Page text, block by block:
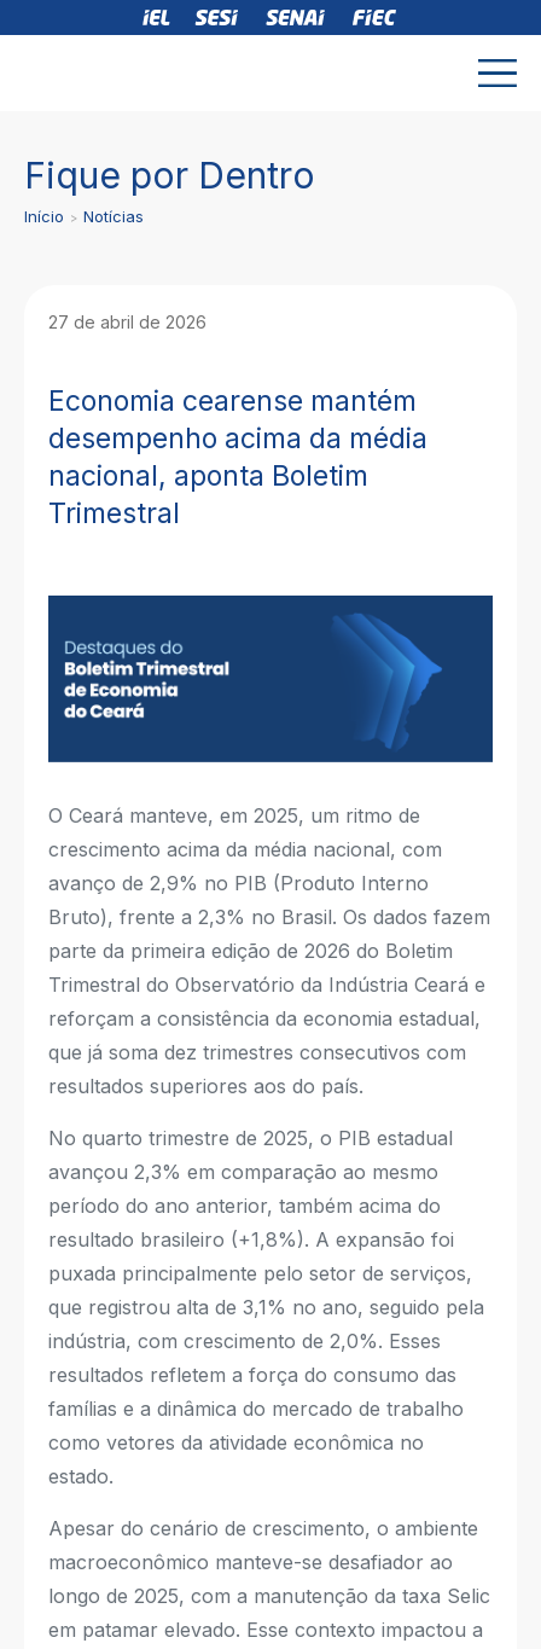
Fique por Dentro
Início Notícias
27 de abril de 2026
Economia cearense mantém
desempenho acima da média
nacional, aponta Boletim
Trimestral
O Ceará manteve, em 2025, um ritmo de
crescimento acima da média nacional, com
avanço de 2,9% no PIB (Produto Interno
Bruto), frente a 2,3% no Brasil. Os dados fazem
parte da primeira edição de 2026 do Boletim
Trimestral do Observatório da Indústria Ceará e
reforçam a consistência da economia estadual,
que já soma dez trimestres consecutivos com
resultados superiores aos do país.
No quarto trimestre de 2025, o PIB estadual
avançou 2,3% em comparação ao mesmo
período do ano anterior, também acima do
resultado brasileiro (+1,8%). A expansão foi
puxada principalmente pelo setor de serviços,
que registrou alta de 3,1% no ano, seguido pela
indústria, com crescimento de 2,0%. Esses
resultados refletem a força do consumo das
famílias e a dinâmica do mercado de trabalho
como vetores da atividade econômica no
estado.
Apesar do cenário de crescimento, o ambiente
macroeconômico manteve-se desafiador ao
longo de 2025, com a manutenção da taxa Selic
em patamar elevado. Esse contexto impactou a